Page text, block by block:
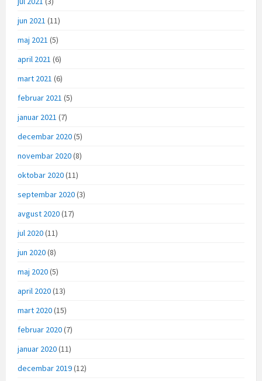
jun 2021 (11)
maj 2021 (5)
april 2021 (6)
mart 2021 (6)
februar 2021 (5)
januar 2021 (7)
decembar 2020(5)
novembar 2020(8)
oktobar 2020(11)
septembar 2020(3)
avgust 2020(17)
jul 2020(11)
jun 2020(8)
maj 2020(5)
april 2020(13)
mart 2020(15)
februar 2020(7)
januar 2020(11)
decembar 2019(12)